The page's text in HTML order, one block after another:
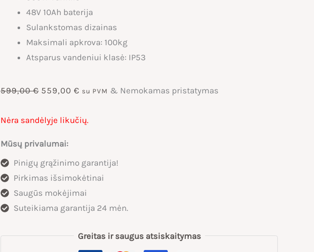
48V 10Ah baterija
Sulankstomas dizainas
Maksimali apkrova: 100kg
Atsparus vandeniui klasė: IP53
599,00€ Original
price
was:
599,00 €.
559,00 € Current
price
559,00 €.
su PVM & Nemokamas pristatymas
Nėra sandėlyje likučių.
Mūsų privalumai:
Pinigų grąžinimo garantija!
Pirkimas išsimokėtinai
Saugūs mokėjimai
Suteikiama garantija 24 mėn.
Greitas ir saugus atsiskaitymas